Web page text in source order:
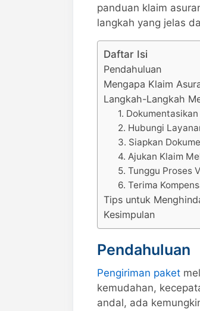
panduan klaim
langkah yang jelas
Daftar Isi
Pendahuluan
Mengapa Klaim
Langkah-Langkah
1.
2. Hubungi
3. Siapkan
4. Ajukan Klaim
5. Tunggu Proses
6. Terima
Tips untuk
Kesimpulan
Pendahuluan
Pengiriman paket
kemudahan,
andal, ada